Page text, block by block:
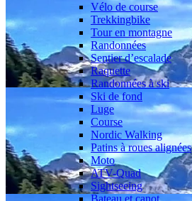
Vélo de course
Trekkingbike
Tour en montagne
Randonnées
Sentier d’escalade
Raquette
Randonnées à ski
Ski de fond
Luge
Course
Nordic Walking
Patins à roues alignées
Moto
ATV-Quad
Sightseeing
Bateau et canot